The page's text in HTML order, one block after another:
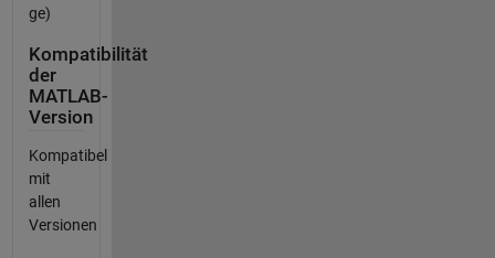
ge)
Kompatibilität
der
MATLAB-
Version
Kompatibel
mit
allen
Versionen